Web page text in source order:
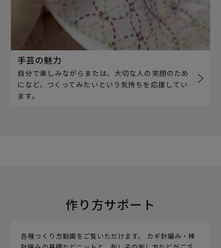
手芸の魅力
自分で楽しみながらまたは、大切な人の笑顔のため
になど、つくってみたいという気持ちを応援してい
ます。
作り方サポート
各種つくり方動画をご覧いただけます。 カギ針編み・棒